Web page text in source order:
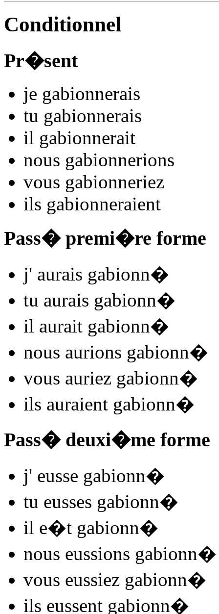
Conditionnel
Pr�sent
je gabionnerais
tu gabionnerais
il gabionnerait
nous gabionnerions
vous gabionneriez
ils gabionneraient
Pass� premi�re forme
j' aurais gabionn�
tu aurais gabionn�
il aurait gabionn�
nous aurions gabionn�
vous auriez gabionn�
ils auraient gabionn�
Pass� deuxi�me forme
j' eusse gabionn�
tu eusses gabionn�
il e�t gabionn�
nous eussions gabionn�
vous eussiez gabionn�
ils eussent gabionn�